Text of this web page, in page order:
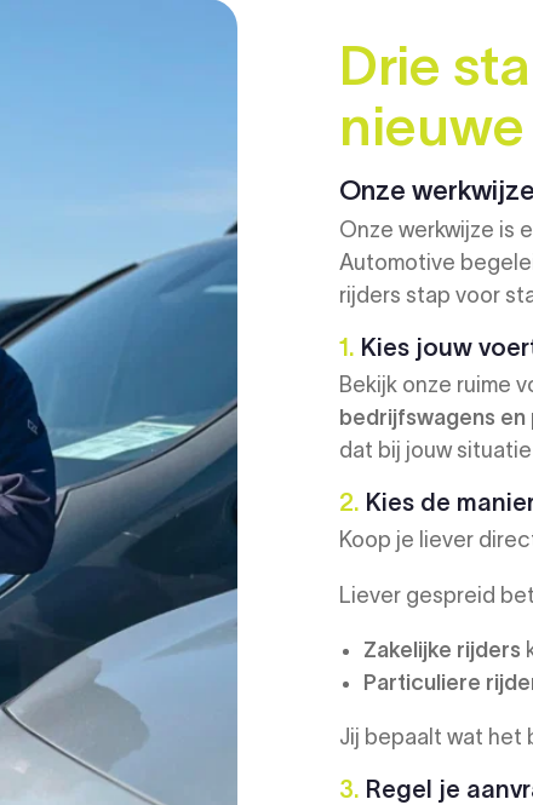
Drie
Onze werkwijze
Onze werkwijze is
Automotive
rijders stap voor
1. Kies jouw
Bekijk onze ruime
bedrijfswagens en
dat bij jouw
2. Kies de
Koop je liever
Liever gespreid
Zakelijke rijders
Particuliere
Jij bepaalt wat het
3. Regel je